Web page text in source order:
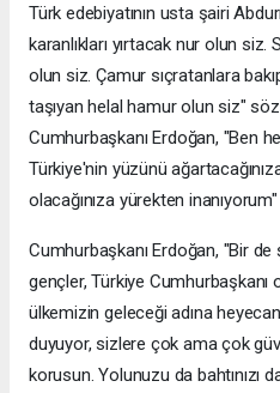
Türk edebiyatının usta şairi
karanlıkları yırtacak nur olun
olun siz. Çamur sıçratanlara
taşıyan helal hamur olun siz"
Cumhurbaşkanı Erdoğan, "Ben
Türkiye'nin yüzünü
olacağınıza yürekten
Cumhurbaşkanı Erdoğan, "Bir de
gençler, Türkiye Cumhurbaşkanı
ülkemizin geleceği adına
duyuyor, sizlere çok ama çok
korusun. Yolunuzu da bahtınızı